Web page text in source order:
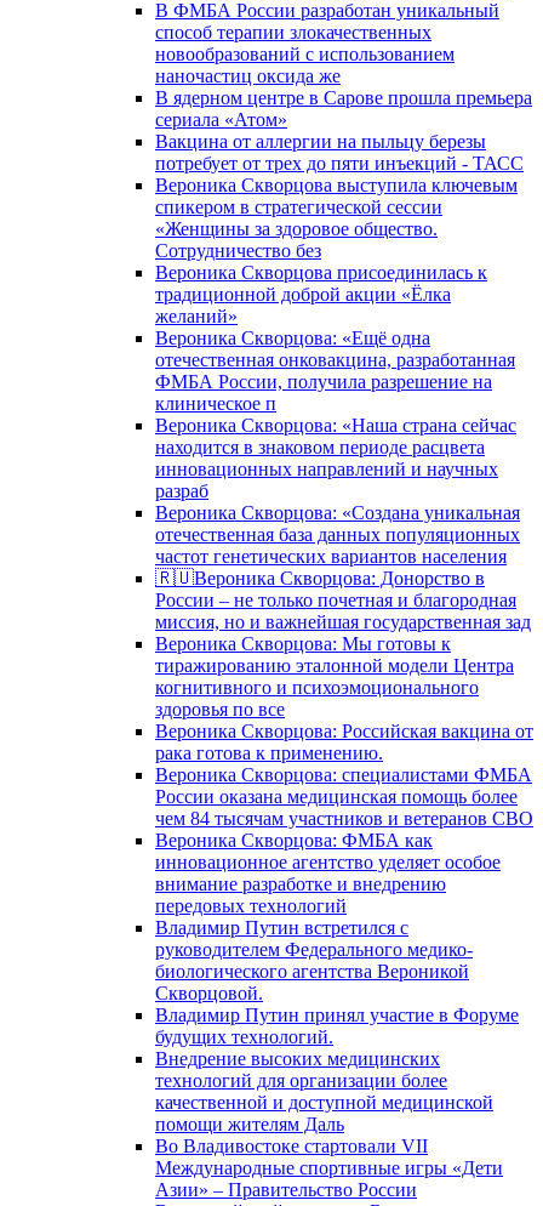
В ФМБА России разработан уникальный
способ терапии злокачественных
новообразований с использованием
наночастиц оксида же
В ядерном центре в Сарове прошла премьера
сериала «Атом»
Вакцина от аллергии на пыльцу березы
потребует от трех до пяти инъекций - ТАСС
Вероника Скворцова выступила ключевым
спикером в стратегической сессии
«Женщины за здоровое общество.
Сотрудничество без
Вероника Скворцова присоединилась к
традиционной доброй акции «Ёлка
желаний»
Вероника Скворцова: «Ещё одна
отечественная онковакцина, разработанная
ФМБА России, получила разрешение на
клиническое п
Вероника Скворцова: «Наша страна сейчас
находится в знаковом периоде расцвета
инновационных направлений и научных
разраб
Вероника Скворцова: «Создана уникальная
отечественная база данных популяционных
частот генетических вариантов населения
🇷🇺Вероника Скворцова: Донорство в
России – не только почетная и благородная
миссия, но и важнейшая государственная зад
Вероника Скворцова: Мы готовы к
тиражированию эталонной модели Центра
когнитивного и психоэмоционального
здоровья по все
Вероника Скворцова: Российская вакцина от
рака готова к применению.
Вероника Скворцова: специалистами ФМБА
России оказана медицинская помощь более
чем 84 тысячам участников и ветеранов СВО
Вероника Скворцова: ФМБА как
инновационное агентство уделяет особое
внимание разработке и внедрению
передовых технологий
Владимир Путин встретился с
руководителем Федерального медико-
биологического агентства Вероникой
Скворцовой.
Владимир Путин принял участие в Форуме
будущих технологий.
Внедрение высоких медицинских
технологий для организации более
качественной и доступной медицинской
помощи жителям Даль
Во Владивостоке стартовали VII
Международные спортивные игры «Дети
Азии» – Правительство России